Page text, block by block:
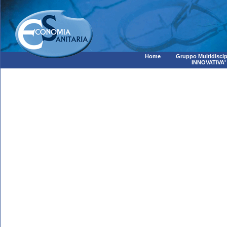
Home
Gruppo
INNOVATIVA'